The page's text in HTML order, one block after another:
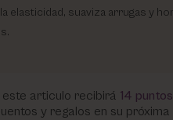
elasticidad, suaviza arrugas y
articulo recibirá 14 puntos
y regalos en su